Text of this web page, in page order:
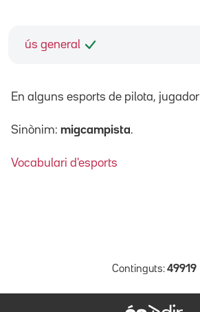
ús general
En alguns esports de pilota, jugador
Sinònim: migcampista.
Vocabulari d'esports
Continguts: 49919